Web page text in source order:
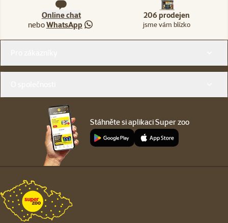
Online chat
neboWhatsApp
206 prodejen
jsme vám blízko
Stáhněte si aplikaci Super zoo